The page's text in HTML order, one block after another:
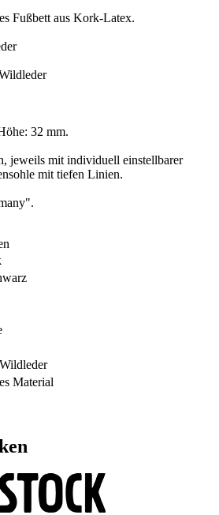
Fußbett aus Kork-Latex.
32 mm.
jeweils mit individuell einstellbarer
mit tiefen Linien.
Material